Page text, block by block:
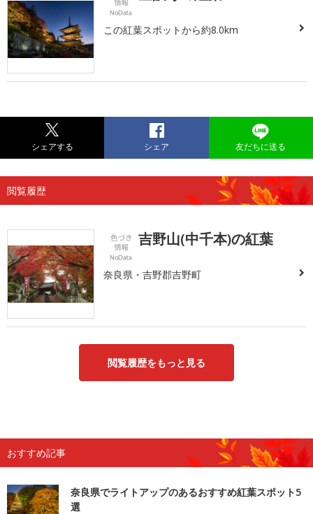
この紅葉スポットから約8.0km
シェアする シェア 友だちに送る
閲覧履歴
吉野山(中千本)の紅葉
奈良県・吉野郡吉野町
閲覧履歴をもっと見る
おすすめ記事
奈良県でライトアップのあるおすすめ紅葉スポット5
選